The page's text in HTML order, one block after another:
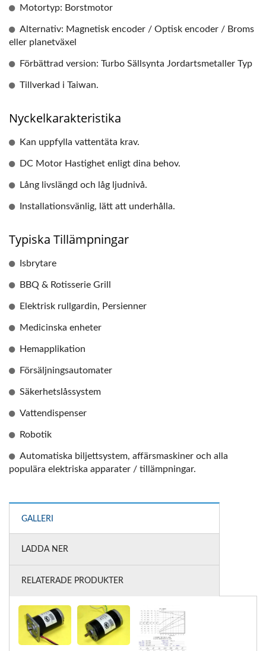
Motortyp: Borstmotor
Alternativ: Magnetisk encoder / Optisk encoder / Broms
eller planetväxel
Förbättrad version: Turbo Sällsynta Jordartsmetaller Typ
Tillverkad i Taiwan.
Nyckelkarakteristika
Kan uppfylla vattentäta krav.
DC Motor Hastighet enligt dina behov.
Lång livslängd och låg ljudnivå.
Installationsvänlig, lätt att underhålla.
Typiska Tillämpningar
Isbrytare
BBQ & Rotisserie Grill
Elektrisk rullgardin, Persienner
Medicinska enheter
Hemapplikation
Försäljningsautomater
Säkerhetslåssystem
Vattendispenser
Robotik
Automatiska biljettsystem, affärsmaskiner och alla
populära elektriska apparater / tillämpningar.
GALLERI
LADDA NER
RELATERADE PRODUKTER